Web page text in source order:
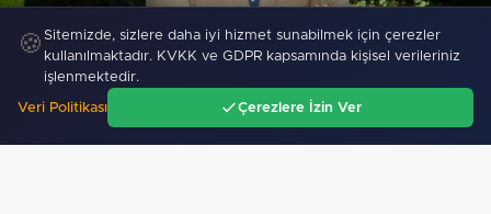
Av. Cüneyd Altıparmak duyurdu: X’te para kazanma
sistemi…
🍪 Sitemizde, sizlere daha iyi hizmet sunabilmek için çerezler
kullanılmaktadır. KVKK ve GDPR kapsamında kişisel verileriniz
işlenmektedir.
Veri Politikası Çerezlere İzin Ver
Gündem Ara Menü